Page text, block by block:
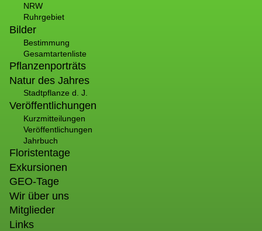
NRW
Ruhrgebiet
Bilder
Bestimmung
Gesamtartenliste
Pflanzenporträts
Natur des Jahres
Stadtpflanze d. J.
Veröffentlichungen
Kurzmitteilungen
Veröffentlichungen
Jahrbuch
Floristentage
Exkursionen
GEO-Tage
Wir über uns
Mitglieder
Links